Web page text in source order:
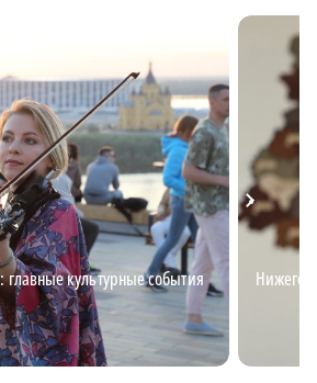
культурные события